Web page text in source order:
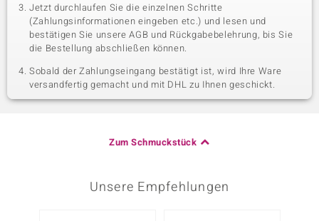
Jetzt durchlaufen Sie die einzelnen Schritte
(Zahlungsinformationen eingeben etc.) und lesen und
bestätigen Sie unsere AGB und Rückgabebelehrung, bis Sie
die Bestellung abschließen können.
Sobald der Zahlungseingang bestätigt ist, wird Ihre Ware
versandfertig gemacht und mit DHL zu Ihnen geschickt.
Zum Schmuckstück
Unsere Empfehlungen